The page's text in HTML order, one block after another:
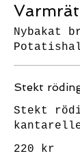
Nybakat
Stekt
Stekt
220 kr